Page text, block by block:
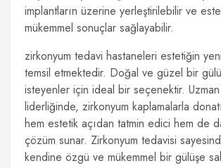
implantların üzerine yerleştirilebilir ve
mükemmel sonuçlar sağlayabilir.
zirkonyum tedavi hastaneleri estetiğin
temsil etmektedir. Doğal ve güzel bir
isteyenler için ideal bir seçenektir.
liderliğinde, zirkonyum kaplamalarla
hem estetik açıdan tatmin edici hem de
çözüm sunar. Zirkonyum tedavisi
kendine özgü ve mükemmel bir gülüşe